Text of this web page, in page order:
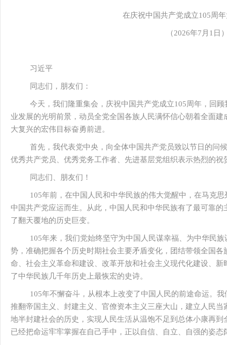
在庆祝中国共产党成立105周
（2026年7月1日
习近平
同志们，朋友们：
今天，我们隆重集会，庆祝中国共产党成立105周年，回
业发展的光明前景，动员全党全国各族人民满怀信心朝着全面
大复兴的宏伟目标奋勇前进。
首先，我代表党中央，向全体中国共产党员致以节日的问
优秀共产党员、优秀党务工作者、先进基层党组织表示热烈的祝
同志们、朋友们！
105年前，在中国人民和中华民族的伟大觉醒中，在马克
中国共产党应运而生。从此，中国人民和中华民族有了最可靠
了翻天覆地的历史巨变。
105年来，我们党始终坚守为中国人民谋幸福、为中华民
势，准确把握各个历史时期社会主要矛盾变化，团结带领全国
命、社会主义革命和建设、改革开放和社会主义现代化建设、
了中华民族几千年历史上最恢宏的史诗。
105年不懈奋斗，从根本上改变了中国人民的前途命运。
推翻帝国主义、封建主义、官僚资本主义三座大山，建立人民
地半封建社会的历史，实现人民生活从温饱不足到总体小康再
已经把命运牢牢掌握在自己手中，正以自信、自立、自强的姿态